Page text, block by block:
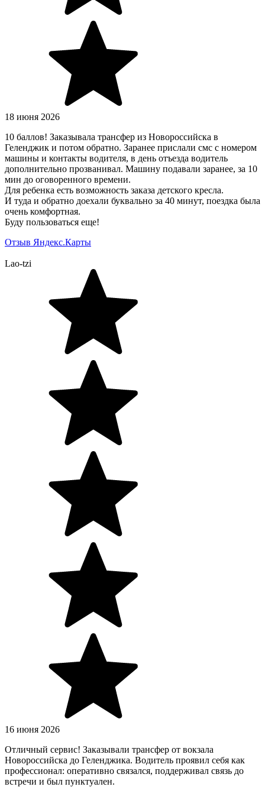
18 июня 2026
10 баллов! Заказывала трансфер из Новороссийска в
Геленджик и потом обратно. Заранее прислали смс с номером
машины и контакты водителя, в день отъезда водитель
дополнительно прозванивал. Машину подавали заранее, за 10
мин до оговоренного времени.
Для ребенка есть возможность заказа детского кресла.
И туда и обратно доехали буквально за 40 минут, поездка была
очень комфортная.
Буду пользоваться еще!
Отзыв Яндекс.Карты
Lao-tzi
16 июня 2026
Отличный сервис! Заказывали трансфер от вокзала
Новороссийска до Геленджика. Водитель проявил себя как
профессионал: оперативно связался, поддерживал связь до
встречи и был пунктуален.